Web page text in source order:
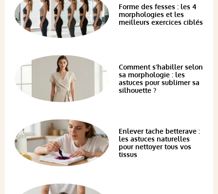
Forme des fesses : les 4
morphologies et les
meilleurs exercices ciblés
Comment s’habiller selon
sa morphologie : les
astuces pour sublimer sa
silhouette ?
Enlever tache betterave :
les astuces naturelles
pour nettoyer tous vos
tissus